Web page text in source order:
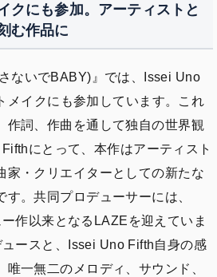
クにも参加。アーティストと
む作品に
ないでBABY)』では、Issei Uno
メイクにも参加しています。これ
作詞、作曲を通して独自の世界観
にとって、本作はアーティスト
家・クリエイターとしての新たな
す。共同プロデューサーには、
作以来となるLAZEを迎えていま
ースと、Issei Uno Fifth自身の感
一無二のメロディ、サウンド、